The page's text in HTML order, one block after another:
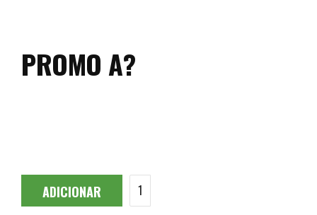
PROMO A?
ADICIONAR